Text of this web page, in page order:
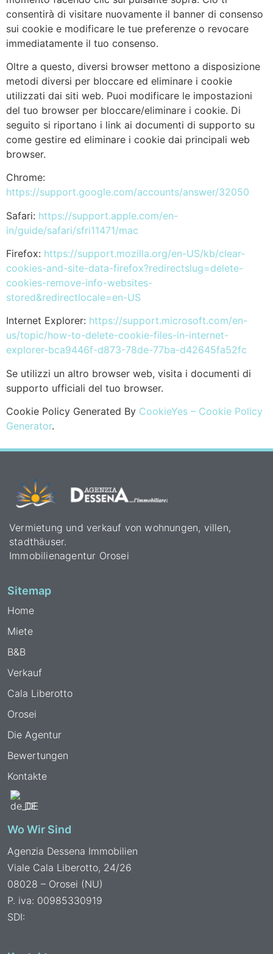
consentirà di visitare nuovamente il banner di consenso
sui cookie e modificare le tue preferenze o revocare
immediatamente il tuo consenso.
Oltre a questo, diversi browser mettono a disposizione
metodi diversi per bloccare ed eliminare i cookie
utilizzati dai siti web. Puoi modificare le impostazioni
del tuo browser per bloccare/eliminare i cookie. Di
seguito si riportano i link ai documenti di supporto su
come gestire ed eliminare i cookie dai principali web
browser.
Chrome:
https://support.google.com/accounts/answer/32050
Safari: https://support.apple.com/en-
in/guide/safari/sfri11471/mac
Firefox: https://support.mozilla.org/en-US/kb/clear-
cookies-and-site-data-firefox?redirectslug=delete-
cookies-remove-info-websites-
stored&redirectlocale=en-US
Internet Explorer: https://support.microsoft.com/en-
us/topic/how-to-delete-cookie-files-in-internet-
explorer-bca9446f-d873-78de-77ba-d42645fa52fc
Se utilizzi un altro browser web, visita i documenti di
supporto ufficiali del tuo browser.
Cookie Policy Generated By CookieYes – Cookie Policy
Generator.
Vermietung und verkauf von wohnungen, villen,
stadthäuser.
Immobilienagentur Orosei
Sitemap
Home
Miete
B&B
Verkauf
Cala Liberotto
Orosei
Die Agentur
Bewertungen
Kontakte
DE
Wo Wir Sind
Agenzia Dessena Immobilien
Viale Cala Liberotto, 24/26
08028 – Orosei (NU)
P. iva: 00985330919
SDI: